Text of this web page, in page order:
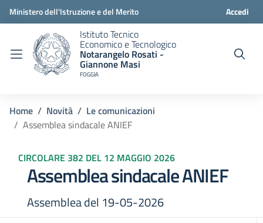
Ministero dell'Istruzione e del Merito Accedi
Istituto Tecnico
Economico e Tecnologico
Notarangelo Rosati -
Giannone Masi
FOGGIA
Home Novità
Le comunicazioni
Assemblea sindacale ANIEF
CIRCOLARE 382 DEL 12 MAGGIO 2026
Assemblea sindacale ANIEF
Assemblea del 19-05-2026